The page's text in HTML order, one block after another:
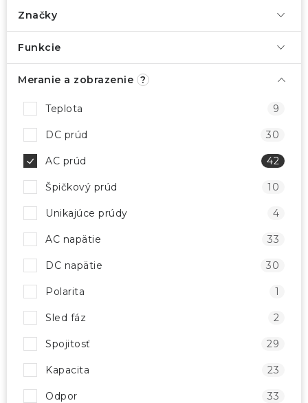
Značky
Funkcie
Meranie a zobrazenie ?
Teplota 9
DC prúd 30
AC prúd 42
Špičkový prúd 10
Unikajúce prúdy 4
AC napätie 33
DC napätie 30
Polarita 1
Sled fáz 2
Spojitosť 29
Kapacita 23
Odpor 33